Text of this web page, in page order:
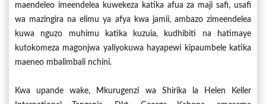
maendeleo imeendelea kuwekeza katika afua za maji safi, usafi
wa mazingira na elimu ya afya kwa jamii, ambazo zimeendelea
kuwa nguzo muhimu katika kuzuia, kudhibiti na hatimaye
kutokomeza magonjwa yaliyokuwa hayapewi kipaumbele katika
maeneo mbalimbali nchini.
Kwa upande wake, Mkurugenzi wa Shirika la Helen Keller